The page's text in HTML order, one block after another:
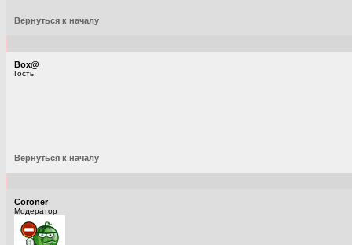
Вернуться к началу
Вох@
Гость
Вернуться к началу
Coroner
Модератор